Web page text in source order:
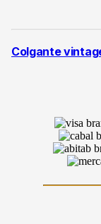
Colgante